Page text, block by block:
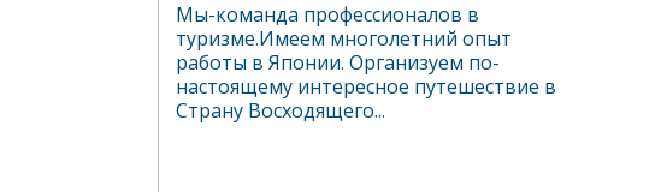
Мы-команда профессионалов в
туризме.Имеем многолетний опыт
работы в Японии. Организуем по-
настоящему интересное путешествие в
Страну Восходящего...